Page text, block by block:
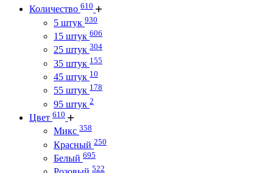
Количество 610
5 штук 930
15 штук 606
25 штук 304
35 штук 155
45 штук 10
55 штук 178
95 штук 2
Цвет 610
Микс 358
Красный 250
Белый 695
522